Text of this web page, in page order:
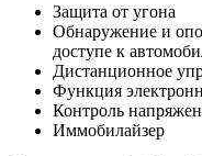
Защита от угона
Обнаружение и
доступе к
Дистанционное
Функция
Контроль
Иммобилайзер